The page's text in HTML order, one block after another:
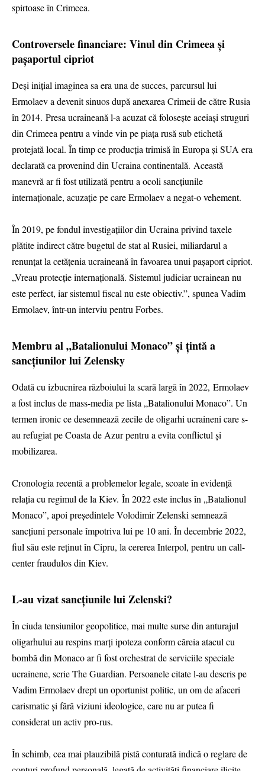
spirtoase în Crimeea.
Controversele financiare: Vinul din Crimeea și
pașaportul cipriot
Deși inițial imaginea sa era una de succes, parcursul lui
Ermolaev a devenit sinuos după anexarea Crimeii de către Rusia
în 2014. Presa ucraineană l-a acuzat că folosește aceiași struguri
din Crimeea pentru a vinde vin pe piața rusă sub etichetă
protejată local. În timp ce producția trimisă în Europa și SUA era
declarată ca provenind din Ucraina continentală. Această
manevră ar fi fost utilizată pentru a ocoli sancțiunile
internaționale, acuzație pe care Ermolaev a negat-o vehement.
În 2019, pe fondul investigațiilor din Ucraina privind taxele
plătite indirect către bugetul de stat al Rusiei, miliardarul a
renunțat la cetățenia ucraineană în favoarea unui pașaport cipriot.
„Vreau protecție internațională. Sistemul judiciar ucrainean nu
este perfect, iar sistemul fiscal nu este obiectiv.”, spunea Vadim
Ermolaev, într-un interviu pentru Forbes.
Membru al „Batalionului Monaco” și țintă a
sancțiunilor lui Zelensky
Odată cu izbucnirea războiului la scară largă în 2022, Ermolaev
a fost inclus de mass-media pe lista „Batalionului Monaco”. Un
termen ironic ce desemnează zecile de oligarhi ucraineni care s-
au refugiat pe Coasta de Azur pentru a evita conflictul și
mobilizarea.
Cronologia recentă a problemelor legale, scoate în evidență
relația cu regimul de la Kiev. În 2022 este inclus în „Batalionul
Monaco”, apoi președintele Volodimir Zelenski semnează
sancțiuni personale împotriva lui pe 10 ani. În decembrie 2022,
fiul său este reținut în Cipru, la cererea Interpol, pentru un call-
center fraudulos din Kiev.
L-au vizat sancțiunile lui Zelenski?
În ciuda tensiunilor geopolitice, mai multe surse din anturajul
oligarhului au respins marți ipoteza conform căreia atacul cu
bombă din Monaco ar fi fost orchestrat de serviciile speciale
ucrainene, scrie The Guardian. Persoanele citate l-au descris pe
Vadim Ermolaev drept un oportunist politic, un om de afaceri
carismatic și fără viziuni ideologice, care nu ar putea fi
considerat un activ pro-rus.
În schimb, cea mai plauzibilă pistă conturată indică o reglare de